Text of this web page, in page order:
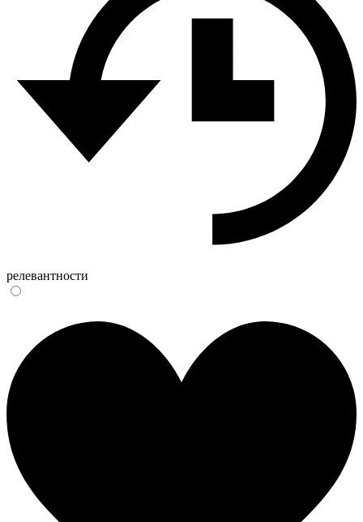
релевантности